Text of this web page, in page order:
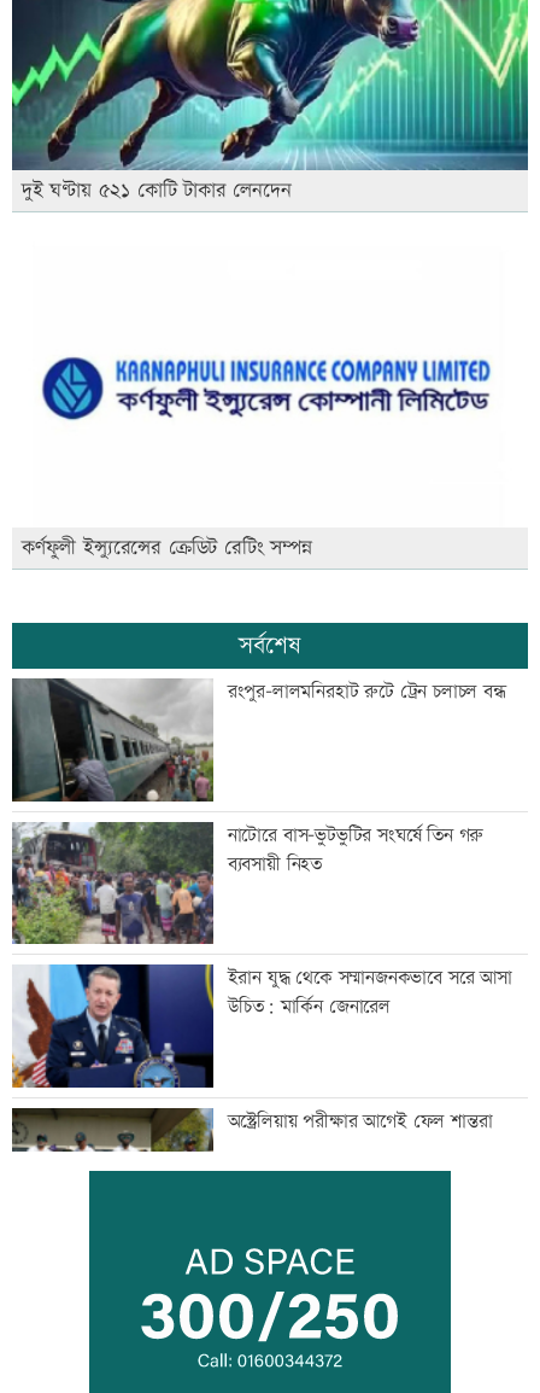
দুই ঘণ্টায় ৫২১ কোটি টাকার লেনদেন
কর্ণফুলী ইন্স্যুরেন্সের ক্রেডিট রেটিং সম্পন্ন
সর্বশেষ
রংপুর-লালমনিরহাট রুটে ট্রেন চলাচল বন্ধ
নাটোরে বাস-ভুটভুটির সংঘর্ষে তিন গরু
ব্যবসায়ী নিহত
ইরান যুদ্ধ থেকে সম্মানজনকভাবে সরে আসা
উচিত: মার্কিন জেনারেল
অস্ট্রেলিয়ায় পরীক্ষার আগেই ফেল শান্তরা
চাঁদপুরে নারীর পেট থেকে ৪ কেজি ৮০০
গ্রামের টিউমার অপসারণ